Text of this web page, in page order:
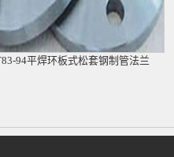
94平焊环板式松套钢制管法兰